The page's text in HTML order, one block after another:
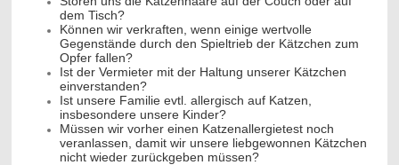
dem Tisch?
Können wir verkraften, wenn einige wertvolle
Gegenstände durch den Spieltrieb der Kätzchen zum
Opfer fallen?
Ist der Vermieter mit der Haltung unserer Kätzchen
einverstanden?
Ist unsere Familie evtl. allergisch auf Katzen,
insbesondere unsere Kinder?
Müssen wir vorher einen Katzenallergietest noch
veranlassen, damit wir unsere liebgewonnen Kätzchen
nicht wieder zurückgeben müssen?